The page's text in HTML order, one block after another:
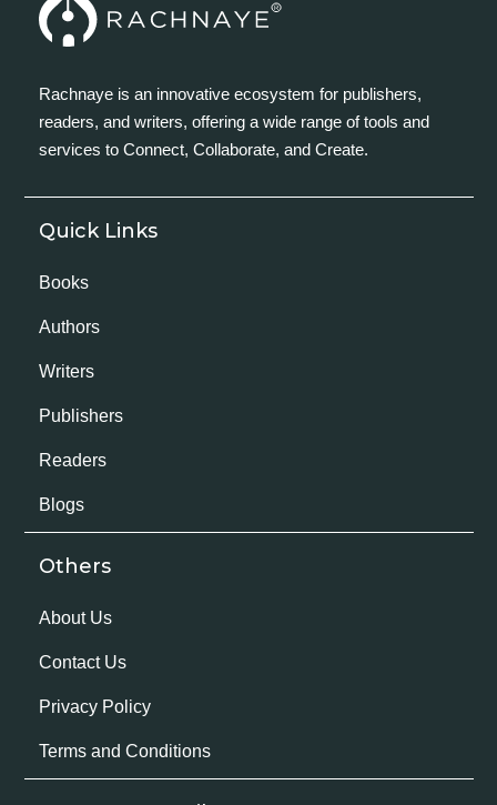
Rachnaye is an innovative ecosystem for publishers,
readers, and writers, offering a wide range of tools and
services to Connect, Collaborate, and Create.
Quick Links
Books
Authors
Writers
Publishers
Readers
Blogs
Others
About Us
Contact Us
Privacy Policy
Terms and Conditions